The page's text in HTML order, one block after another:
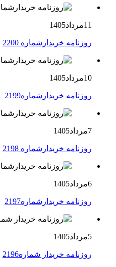
11مرداد1405
روزنامه خریدارشماره 2200
10مرداد1405
روزنامه خریدارشماره2199
7مرداد1405
روزنامه خریدارشماره 2198
6مرداد1405
روزنامه خریدارشماره2197
5مرداد1405
روزنامه خریدار شماره2196